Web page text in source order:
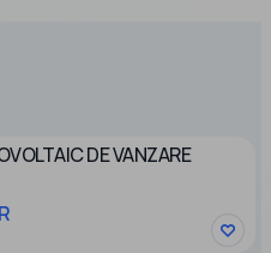
DE VANZARE